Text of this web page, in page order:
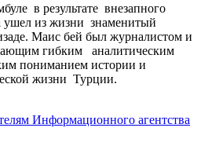
в результате внезапного
ушел из жизни знаменитый
Маис бей был журналистом и
гибким аналитическим
пониманием истории и
жизни Турции.